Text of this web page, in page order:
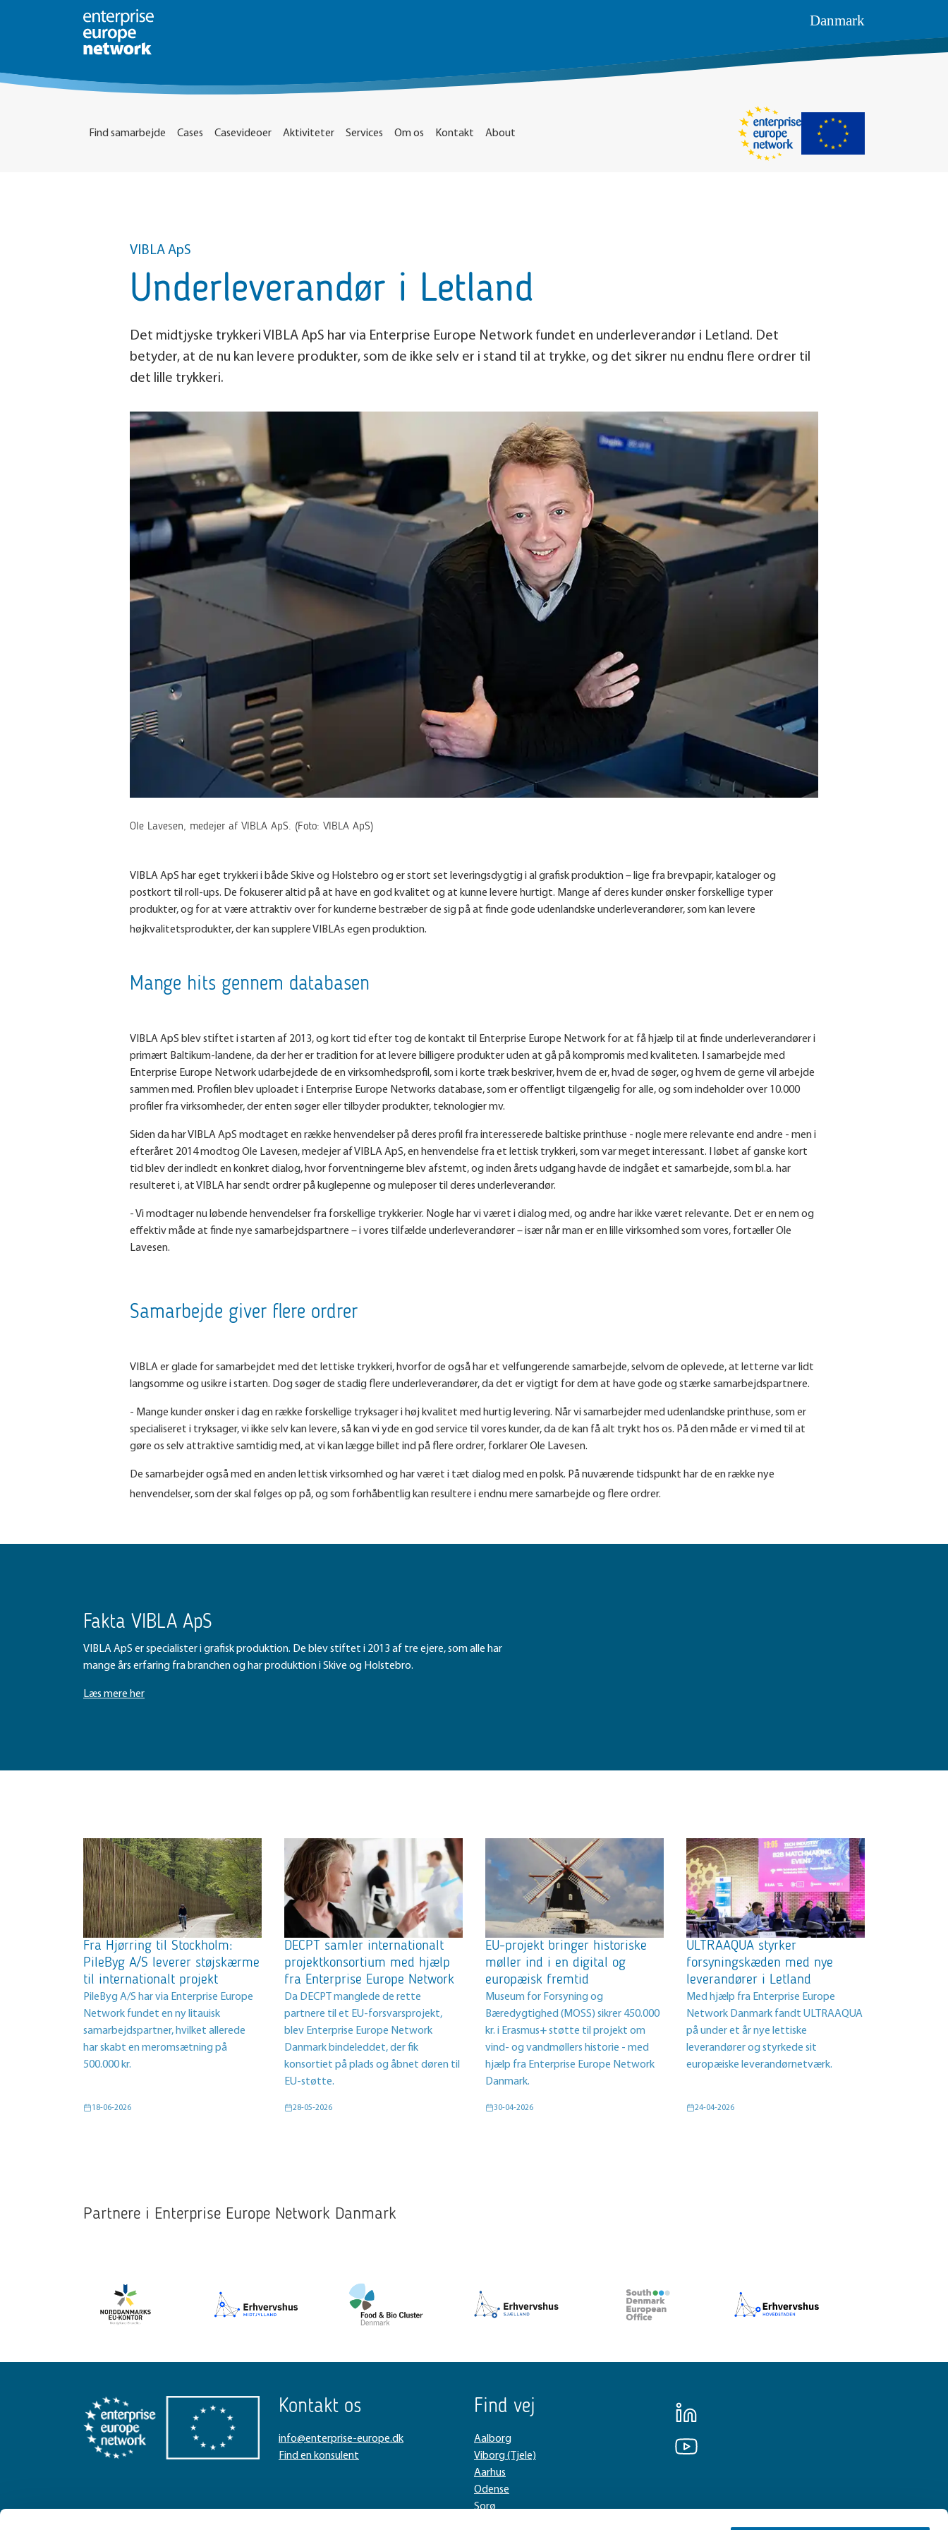
Danmark
Find samarbejde Cases Casevideoer Aktiviteter Services Om os Kontakt About
VIBLA ApS
Underleverandør i Letland
Det midtjyske trykkeri VIBLA ApS har via Enterprise Europe Network fundet en underleverandør i Letland. Det
betyder, at de nu kan levere produkter, som de ikke selv er i stand til at trykke, og det sikrer nu endnu flere ordrer til
det lille trykkeri.
Ole Lavesen, medejer af VIBLA ApS. (Foto: VIBLA ApS)
VIBLA ApS har eget trykkeri i både Skive og Holstebro og er stort set leveringsdygtig i al grafisk produktion – lige fra brevpapir, kataloger og
postkort til roll-ups. De fokuserer altid på at have en god kvalitet og at kunne levere hurtigt. Mange af deres kunder ønsker forskellige typer
produkter, og for at være attraktiv over for kunderne bestræber de sig på at finde gode udenlandske underleverandører, som kan levere
højkvalitetsprodukter, der kan supplere VIBLAs egen produktion.
Mange hits gennem databasen
VIBLA ApS blev stiftet i starten af 2013, og kort tid efter tog de kontakt til Enterprise Europe Network for at få hjælp til at finde underleverandører i
primært Baltikum-landene, da der her er tradition for at levere billigere produkter uden at gå på kompromis med kvaliteten. I samarbejde med
Enterprise Europe Network udarbejdede de en virksomhedsprofil, som i korte træk beskriver, hvem de er, hvad de søger, og hvem de gerne vil arbejde
sammen med. Profilen blev uploadet i Enterprise Europe Networks database, som er offentligt tilgængelig for alle, og som indeholder over 10.000
profiler fra virksomheder, der enten søger eller tilbyder produkter, teknologier mv.
Siden da har VIBLA ApS modtaget en række henvendelser på deres profil fra interesserede baltiske printhuse - nogle mere relevante end andre - men i
efteråret 2014 modtog Ole Lavesen, medejer af VIBLA ApS, en henvendelse fra et lettisk trykkeri, som var meget interessant. I løbet af ganske kort
tid blev der indledt en konkret dialog, hvor forventningerne blev afstemt, og inden årets udgang havde de indgået et samarbejde, som bl.a. har
resulteret i, at VIBLA har sendt ordrer på kuglepenne og muleposer til deres underleverandør.
- Vi modtager nu løbende henvendelser fra forskellige trykkerier. Nogle har vi været i dialog med, og andre har ikke været relevante. Det er en nem og
effektiv måde at finde nye samarbejdspartnere – i vores tilfælde underleverandører – især når man er en lille virksomhed som vores, fortæller Ole
Lavesen.
Samarbejde giver flere ordrer
VIBLA er glade for samarbejdet med det lettiske trykkeri, hvorfor de også har et velfungerende samarbejde, selvom de oplevede, at letterne var lidt
langsomme og usikre i starten. Dog søger de stadig flere underleverandører, da det er vigtigt for dem at have gode og stærke samarbejdspartnere.
- Mange kunder ønsker i dag en række forskellige tryksager i høj kvalitet med hurtig levering. Når vi samarbejder med udenlandske printhuse, som er
specialiseret i tryksager, vi ikke selv kan levere, så kan vi yde en god service til vores kunder, da de kan få alt trykt hos os. På den måde er vi med til at
gøre os selv attraktive samtidig med, at vi kan lægge billet ind på flere ordrer, forklarer Ole Lavesen.
De samarbejder også med en anden lettisk virksomhed og har været i tæt dialog med en polsk. På nuværende tidspunkt har de en række nye
henvendelser, som der skal følges op på, og som forhåbentlig kan resultere i endnu mere samarbejde og flere ordrer.
Fakta VIBLA ApS
VIBLA ApS er specialister i grafisk produktion. De blev stiftet i 2013 af tre ejere, som alle har
mange års erfaring fra branchen og har produktion i Skive og Holstebro.
Læs mere her
Fra Hjørring til Stockholm:
PileByg A/S leverer støjskærme
til internationalt projekt
PileByg A/S har via Enterprise Europe
Network fundet en ny litauisk
samarbejdspartner, hvilket allerede
har skabt en meromsætning på
500.000 kr.
18-06-2026
DECPT samler internationalt
projektkonsortium med hjælp
fra Enterprise Europe Network
Da DECPT manglede de rette
partnere til et EU-forsvarsprojekt,
blev Enterprise Europe Network
Danmark bindeleddet, der fik
konsortiet på plads og åbnet døren til
EU-støtte.
28-05-2026
EU-projekt bringer historiske
møller ind i en digital og
europæisk fremtid
Museum for Forsyning og
Bæredygtighed (MOSS) sikrer 450.000
kr. i Erasmus+ støtte til projekt om
vind- og vandmøllers historie - med
hjælp fra Enterprise Europe Network
Danmark.
30-04-2026
ULTRAAQUA styrker
forsyningskæden med nye
leverandører i Letland
Med hjælp fra Enterprise Europe
Network Danmark fandt ULTRAAQUA
på under et år nye lettiske
leverandører og styrkede sit
europæiske leverandørnetværk.
24-04-2026
Partnere i Enterprise Europe Network Danmark
Kontakt os
info@enterprise-europe.dk
Find en konsulent
Find vej
Aalborg
Viborg (Tjele)
Aarhus
Odense
Sorø
LINKEDIN
YOUTUBE